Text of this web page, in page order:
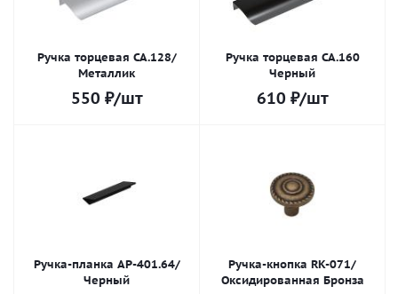
Ручка торцевая СА.128/
Металлик
550 ₽/шт
Ручка торцевая СА.160
Черный
610 ₽/шт
Ручка-планка AP-401.64/
Черный
Ручка-кнопка RK-071/
Оксидированная Бронза